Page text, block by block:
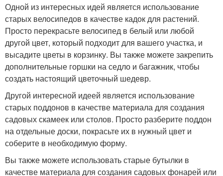
Одной из интересных идей является использование
старых велосипедов в качестве кадок для растений.
Просто перекрасьте велосипед в белый или любой
другой цвет, который подходит для вашего участка, и
высадите цветы в корзинку. Вы также можете закрепить
дополнительные горшки на седло и багажник, чтобы
создать настоящий цветочный шедевр.
Другой интересной идеей является использование
старых поддонов в качестве материала для создания
садовых скамеек или столов. Просто разберите поддон
на отдельные доски, покрасьте их в нужный цвет и
соберите в необходимую форму.
Вы также можете использовать старые бутылки в
качестве материала для создания садовых фонарей или